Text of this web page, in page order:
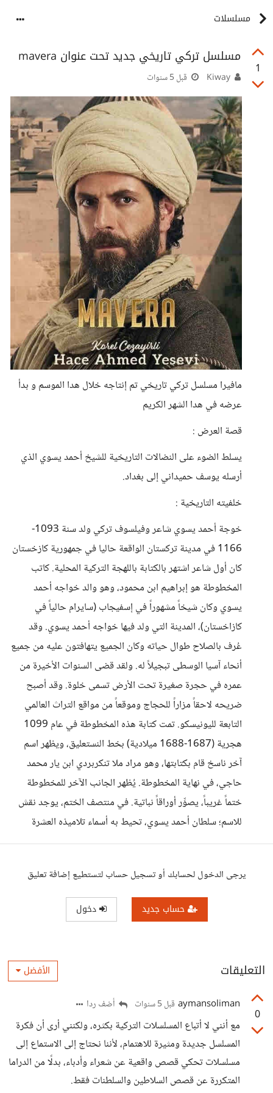
مسلسلات
1
مسلسل تركي تاريخي جديد تحت عنوان mavera
قبل 5 سنوات
مافيرا مسلسل تركي تاريخي تم إنتاجه خلال هدا الموسم و بدأ
عرضه في هدا الشهر الكريم
قصة العرض :
يسلط الضوء على النضالات التاريخية للشيخ أحمد يسوي الذي
أرسله يوسف حميداني إلى بغداد.
خلفيته التاريخية :
خوجة أحمد يسوي شاعر وفيلسوف تركي ولد سنة 1093-
1166 في مدينة تركستان الواقعة حاليا في جمهورية كازخستان
كان أول شاعر اشتهر بالكتابة باللهجة التركية المحلية. كاتب
المخطوطة هو إبراهيم ابن محمود، وهو والد خواجه أحمد
يسوي وكان شيخاً مشهوراً في إسفيجاب (سايرام حالياً في
كازاخستان)، المدينة التي ولد فيها خواجه أحمد يسوي. وقد
عُرف بالصلاح طوال حياته وكان الجميع يتهافتون عليه من جميع
أنحاء آسيا الوسطى تبجيلاً له. ولقد قضى السنوات الأخيرة من
عمره في حجرة صغيرة تحت الأرض تسمى خلوة. وقد أصبح
ضريحه لاحقاً مزاراً للحجاج وموقعاً من مواقع التراث العالمي
التابعة لليونيسكو. تمت كتابة هذه المخطوطة في عام 1099
هجرية (1687-1688 ميلادية) بخط النستعليق، ويظهر اسم
آخر ناسخ قام بكتابتها، وهو مراد ملا تنكربردي ابن يار محمد
حاجي، في نهاية المخطوطة. يُظهر الجانب الآخر للمخطوطة
ختماً غريباً، يصوِّر أوراقاً نباتية. في منتصف الختم، يوجد نقش
للاسم؛ سلطان أحمد يسوي، تحيط به أسماء تلاميذه العشرة
يرجى الدخول لحسابك أو تسجيل حساب لتستطيع إضافة تعليق
حساب جديد دخول
التعليقات الأفضل
0
aymansoliman قبل 5 سنوات أضف ردا
مع أنني لا أتباع المسلسلات التركية بكثره، ولكنني أرى أن فكرة
المسلسل جديدة ومثيرة للاهتمام، لأننا نحتاج إلى الاستماع إلى
مسلسلات تحكي قصص واقعية عن شعراء وأدباء، بدلًا من الدراما
المتكررة عن قصص السلاطين والسلطنات فقط.